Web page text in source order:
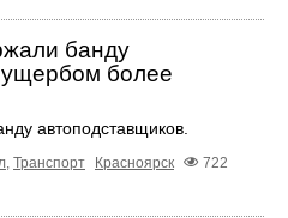
банду
ущербом более
автоподставщиков.
Транспорт Красноярск
722